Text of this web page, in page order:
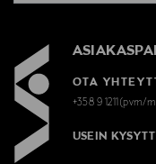
OTA
+358 9 1211(pvm/
USEIN